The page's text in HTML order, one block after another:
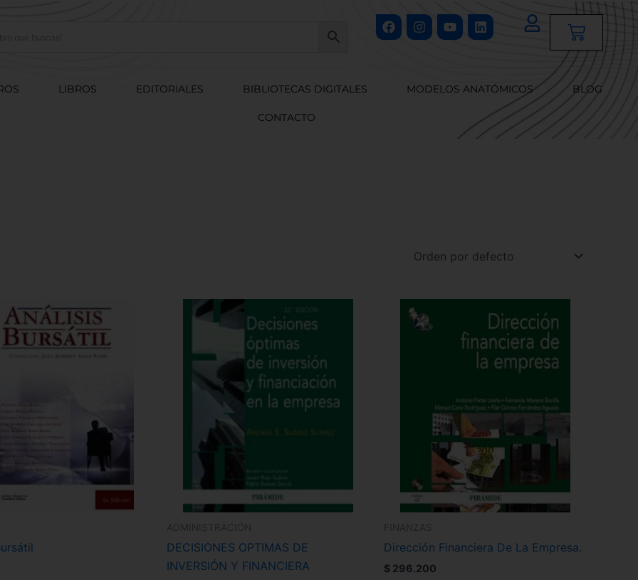
FacebookInstagram
YoutubeLinkedin
Cart
LIBROS EDITORIALES BIBLIOTECAS DIGITALES MODELOS ANATÓMICOS BLOG
CONTACTO
ADMINISTRACIÓN
DECISIONES OPTIMAS DE
INVERSIÓN Y FINANCIERA
FINANZAS
Dirección Financiera De La Empresa.
$ 296.200